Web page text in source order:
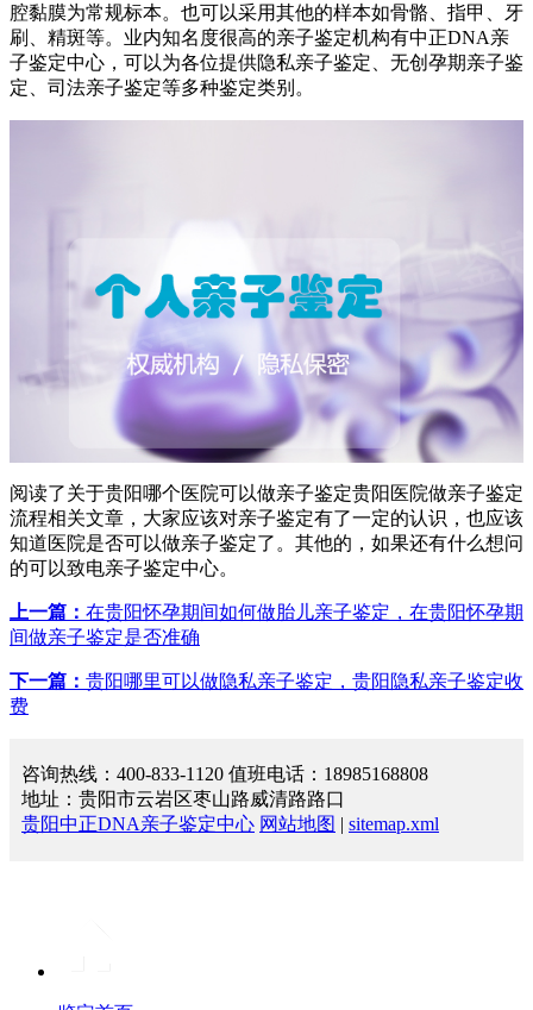
腔黏膜为常规标本。也可以采用其他的样本如骨骼、指甲、牙
刷、精斑等。业内知名度很高的亲子鉴定机构有中正DNA亲
子鉴定中心，可以为各位提供隐私亲子鉴定、无创孕期亲子鉴
定、司法亲子鉴定等多种鉴定类别。
阅读了关于贵阳哪个医院可以做亲子鉴定贵阳医院做亲子鉴定
流程相关文章，大家应该对亲子鉴定有了一定的认识，也应该
知道医院是否可以做亲子鉴定了。其他的，如果还有什么想问
的可以致电亲子鉴定中心。
上一篇： 在贵阳怀孕期间如何做胎儿亲子鉴定，在贵阳怀孕期
间做亲子鉴定是否准确
下一篇： 贵阳哪里可以做隐私亲子鉴定，贵阳隐私亲子鉴定收
费
咨询热线：400-833-1120 值班电话：18985168808
地址：贵阳市云岩区枣山路威清路路口
贵阳中正DNA亲子鉴定中心 网站地图 | sitemap.xml